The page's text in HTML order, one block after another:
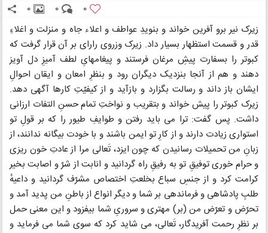
0
0
0
زیرک نیر برو آفرین خواند و بنویدِ عواطف و اعلاء جاه و منزلت و اغلاءِ
قدر و قسمت استظهار بسیار داد. زیرک وزروی رارای بر آن قرار گرفت که
کبوتر را بسفارت پیشِ مرغان فرستند و پیغامهایِ لطف آمیزِ دل آویز
دهند و هم از آنجا بنزدیک دیگران رود و بنظرِ امعان و ایقان احوالِ
ایشان باز داند و رسالت بگزارد و بازآید و از کیفیّتِ کارها آگهی دهد.
زیرک کبوتر را پیش خواند و بتقریب و نواختِ تمام حسنِ التفات ارزانی
داشت. پس گفت: ترا می باید رفتن و طوایفِ طیور را که بر قولِ تو
استواری زیادت دارند و از کارِ تو ایمن باشند و با خودت بیگانه ندانند، از
زبانِ من تحمیلات رسانیدن که چون ایزد، تَعالی مرا از عادتِ خون ریزی
و حرام خوری توفیقِ تو به رفیقِ راه گردانید و انابت از شرّ و اصابت بخیر
کرامت کرد و از جنسِ سباع بخلعتِ اختصاص مشرّف گردانید و داعیهٔ
طلبِ پادشاهی و فرماندهی بر شما و دیگر انواع از باطنِ من پدید آمد و
تحرّض و تعرّض من (بر) مهتری و سروریِ شما بیفزود و این معنی حمل
بر نظرِ رحمت آفریدگار، تَعالی، می شاید کرد که سوی شما می فرماید و